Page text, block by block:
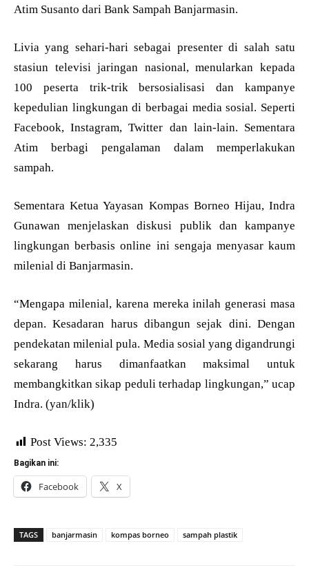
Atim Susanto dari Bank Sampah Banjarmasin.
Livia yang sehari-hari sebagai presenter di salah satu
stasiun televisi jaringan nasional, menularkan kepada
100 peserta trik-trik bersosialisasi dan kampanye
kepedulian lingkungan di berbagai media sosial. Seperti
Facebook, Instagram, Twitter dan lain-lain. Sementara
Atim berbagi pengalaman dalam memperlakukan
sampah.
Sementara Ketua Yayasan Kompas Borneo Hijau, Indra
Gunawan menjelaskan diskusi publik dan kampanye
lingkungan berbasis online ini sengaja menyasar kaum
milenial di Banjarmasin.
“Mengapa milenial, karena mereka inilah generasi masa
depan. Kesadaran harus dibangun sejak dini. Dengan
pendekatan milenial pula. Media sosial yang digandrungi
sekarang harus dimanfaatkan maksimal untuk
membangkitkan sikap peduli terhadap lingkungan,” ucap
Indra. (yan/klik)
Post Views: 2,335
Bagikan ini:
Facebook X
TAGS banjarmasin kompas borneo sampah plastik